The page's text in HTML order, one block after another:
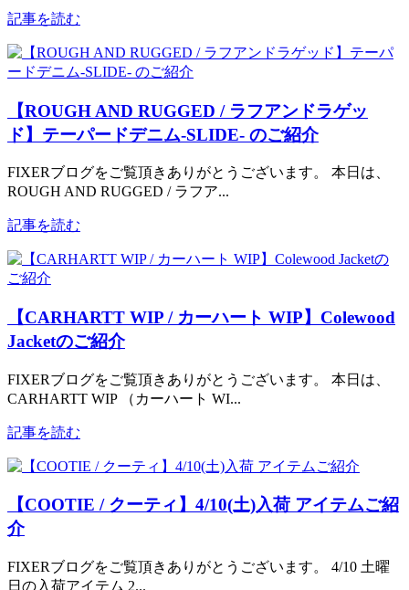
記事を読む
【ROUGH AND RUGGED / ラフアンドラゲッ
ド】テーパードデニム-SLIDE- のご紹介
FIXERブログをご覧頂きありがとうございます。 本日は、
ROUGH AND RUGGED / ラフア...
記事を読む
【CARHARTT WIP / カーハート WIP】Colewood
Jacketのご紹介
FIXERブログをご覧頂きありがとうございます。 本日は、
CARHARTT WIP （カーハート WI...
記事を読む
【COOTIE / クーティ】4/10(土)入荷 アイテムご紹
介
FIXERブログをご覧頂きありがとうございます。 4/10 土曜
日の入荷アイテム 2...